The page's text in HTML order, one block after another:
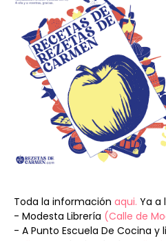
Toda la información aqui. Ya a
- Modesta Librería (Calle de
- A Punto Escuela De Cocina